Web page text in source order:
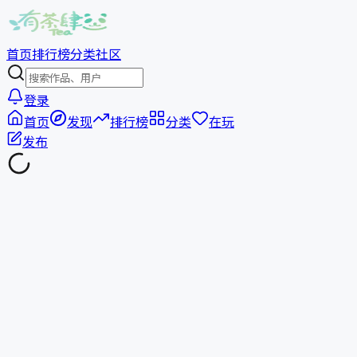
首页排行榜分类社区
登录
首页
发现 排行榜 分类
在玩
发布